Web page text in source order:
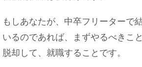
もしあなたが、中卒フリーターで
いるのであれば、まずやるべきこ
脱却して、就職することです。